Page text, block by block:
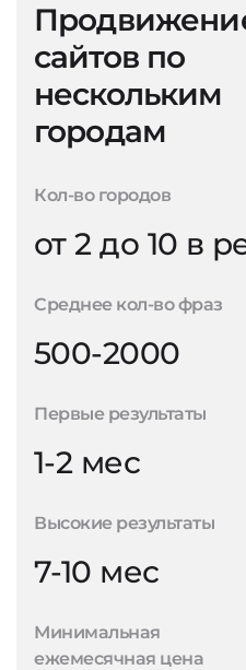
сайтов по
нескольким
городам
Кол-во городов
от 2 до 10 в
Среднее кол-во фраз
500-2000
Первые результаты
1-2 мес
Высокие результаты
7-10 мес
Минимальная
ежемесячная цена